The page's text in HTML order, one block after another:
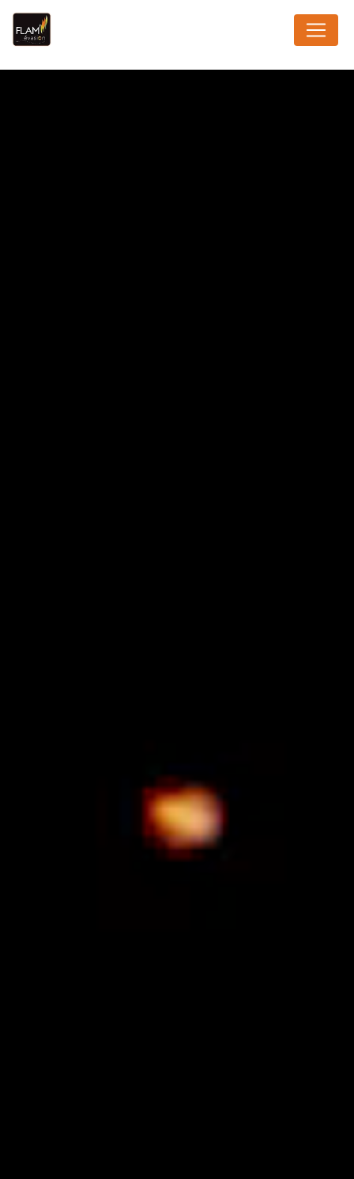
Panneau de gestion des cookies